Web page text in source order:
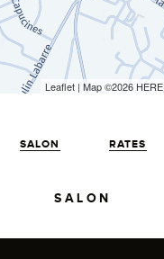
Leaflet | Map ©2026 HERE
SALON RATES
SALON